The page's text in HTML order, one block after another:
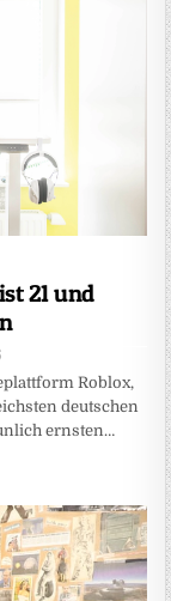
21 und
Roblox,
deutschen
ernsten…